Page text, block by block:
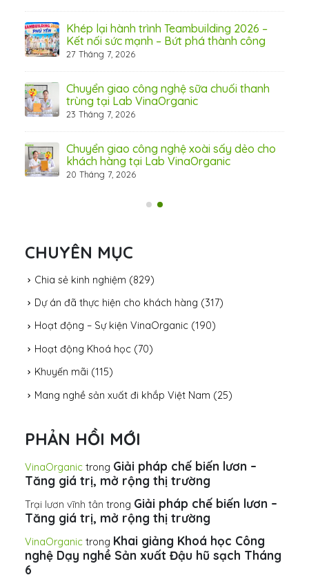
Khép lại hành trình Teambuilding 2026 –
Kết nối sức mạnh – Bứt phá thành công
27 Tháng 7, 2026
Chuyển giao công nghệ sữa chuối thanh
trùng tại Lab VinaOrganic
23 Tháng 7, 2026
Chuyển giao công nghệ xoài sấy dẻo cho
khách hàng tại Lab VinaOrganic
20 Tháng 7, 2026
CHUYÊN MỤC
Chia sẻ kinh nghiệm (829)
Dự án đã thực hiện cho khách hàng (317)
Hoạt động – Sự kiện VinaOrganic (190)
Hoạt động Khoá học (70)
Khuyến mãi (115)
Mang nghề sản xuất đi khắp Việt Nam (25)
PHẢN HỒI MỚI
VinaOrganic trong Giải pháp chế biến lươn –
Tăng giá trị, mở rộng thị trường
Trại lươn vĩnh tân trong Giải pháp chế biến lươn –
Tăng giá trị, mở rộng thị trường
VinaOrganic trong Khai giảng Khoá học Công
nghệ Dạy nghề Sản xuất Đậu hũ sạch Tháng
6